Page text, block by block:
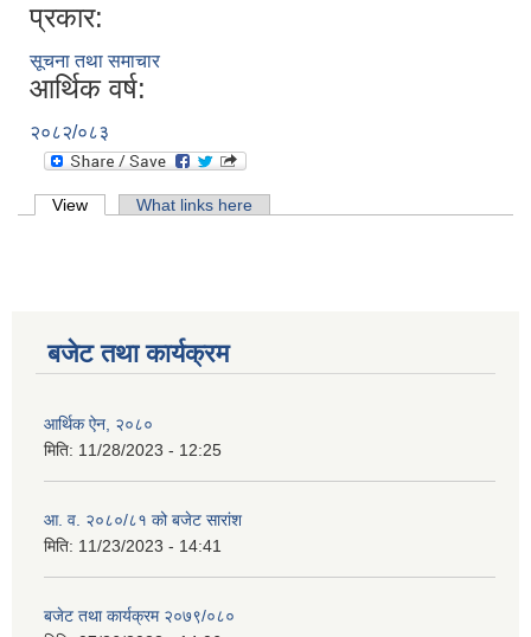
प्रकार:
सूचना तथा समाचार
आर्थिक वर्ष:
२०८२/०८३
Primary tabs
View (active tab)What links here
बजेट तथा कार्यक्रम
आर्थिक ऐन, २०८०
मिति: 11/28/2023 - 12:25
आ. व. २०८०/८१ को बजेट सारांश
मिति: 11/23/2023 - 14:41
बजेट तथा कार्यक्रम २०७९/०८०